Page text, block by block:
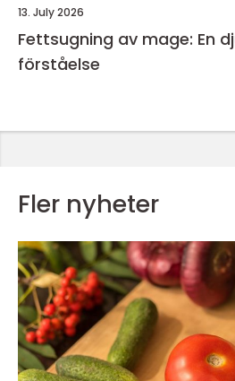
13. July 2026
Fettsugning av mage: En
förståelse
Fler nyheter